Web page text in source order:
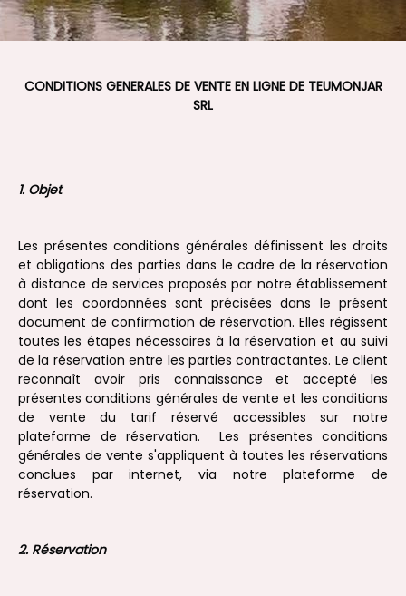
CONDITIONS GENERALES DE VENTE EN LIGNE DE TEUMONJAR
SRL
1. Objet
Les présentes conditions générales définissent les droits
et obligations des parties dans le cadre de la réservation
à distance de services proposés par notre établissement
dont les coordonnées sont précisées dans le présent
document de confirmation de réservation. Elles régissent
toutes les étapes nécessaires à la réservation et au suivi
de la réservation entre les parties contractantes. Le client
reconnaît avoir pris connaissance et accepté les
présentes conditions générales de vente et les conditions
de vente du tarif réservé accessibles sur notre
plateforme de réservation. Les présentes conditions
générales de vente s'appliquent à toutes les réservations
conclues par internet, via notre plateforme de
réservation.
2. Réservation